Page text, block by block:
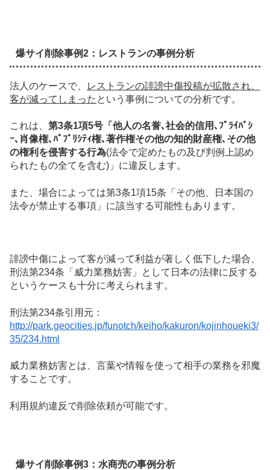
爆サイ削除事例2：レストランの事例分析
法人のケースで、
レストランの誹謗中傷投稿が拡散され、
客が減ってしまった という事例についての分析です。
これは、 第3条1項5号「他人の名誉､社会的信用､ﾌﾟﾗｲﾊﾞｼ
ｰ､肖像権､ﾊﾟﾌﾞﾘｼﾃｨ権､著作権その他の知的財産権､その他
の権利を侵害する行為(法令で定めたもの及び判例上認め
られたもの全てを含む)」に違反します。
また、場合によっては第3条1項15条「その他、日本国の
法令が禁止する事項」 に該当する可能性もあります。
誹謗中傷によって客が減って利益が著しく低下した場合、
刑法第234条「威力業務妨害」
として日本の法律に反する
というケースも十分に考えられます。
刑法第234条引用元：
http://park.geocities.jp/funotch/keiho/kakuron/kojinhoueki3/
35/234.html
威力業務妨害とは、言葉や情報を使って相手の業務を邪魔
することです。
利用規約違反で削除依頼が可能です。
爆サイ削除事例3：水商売の事例分析